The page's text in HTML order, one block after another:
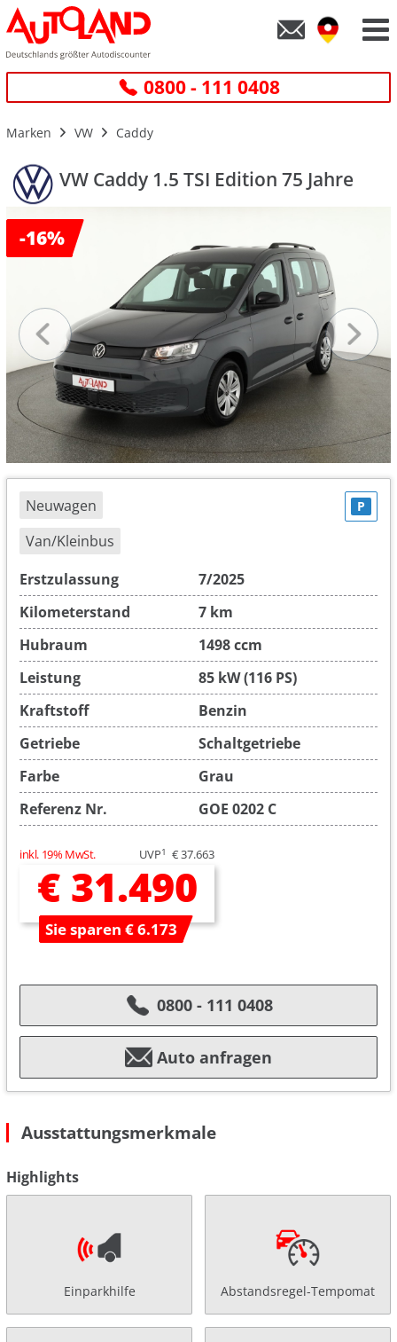
0800 - 111 0408
Marken VW Caddy
VW Caddy 1.5 TSI Edition 75 Jahre
-16%
Neuwagen
Van/Kleinbus
P
Erstzulassung
7/2025
Kilometerstand
7 km
Hubraum
1498 ccm
Leistung
85 kW (116 PS)
Kraftstoff
Benzin
Getriebe
Schaltgetriebe
Farbe
Grau
Referenz Nr.
GOE 0202 C
inkl. 19% MwSt. UVP1 € 37.663
€ 31.490
Sie sparen € 6.173
0800 - 111 0408
Auto anfragen
Ausstattungsmerkmale
Highlights
Einparkhilfe Abstandsregel-Tempomat